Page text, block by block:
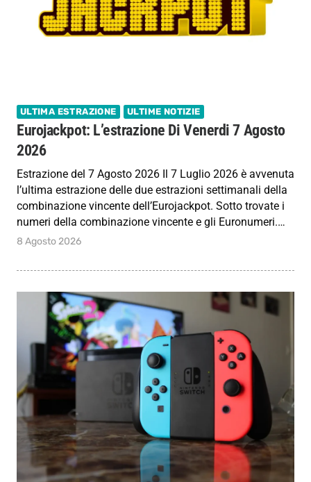
ULTIMA ESTRAZIONE ULTIME NOTIZIE
Eurojackpot: L’estrazione Di Venerdi 7 Agosto
2026
Estrazione del 7 Agosto 2026 Il 7 Luglio 2026 è avvenuta
l’ultima estrazione delle due estrazioni settimanali della
combinazione vincente dell’Eurojackpot. Sotto trovate i
numeri della combinazione vincente e gli Euronumeri.…
8 Agosto 2026